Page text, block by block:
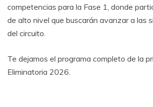
competencias para la Fase 1, donde
de alto nivel que buscarán avanzar a las
del circuito.
Te dejamos el programa completo de la
Eliminatoria 2026.